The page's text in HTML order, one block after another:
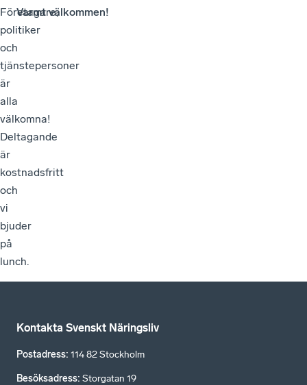
Företagare,
politiker
och
tjänstepersoner
är
alla
välkomna!
Deltagande
är
kostnadsfritt
och
vi
bjuder
på
lunch.
Varmt välkommen!
Kontakta Svenskt Näringsliv
Postadress: 114 82 Stockholm
Besöksadress: Storgatan 19